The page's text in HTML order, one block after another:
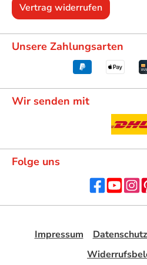
Vertrag widerrufen
Unsere Zahlungsarten
Wir senden mit
Folge uns
Impressum